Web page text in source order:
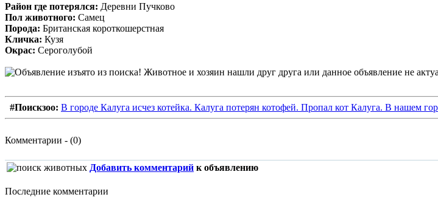
Район где потерялся: Деревни Пучково
Пол животного: Самец
Порода: Британская короткошерстная
Кличка: Кузя
Окрас: Сероголубой
#Поискзоо: В городе Калуга исчез котейка. Калуга потерян котофей. Пропал кот Калуга. В нашем
Комментарии - (0)
Добавить комментарий к объявлению
Последние комментарии